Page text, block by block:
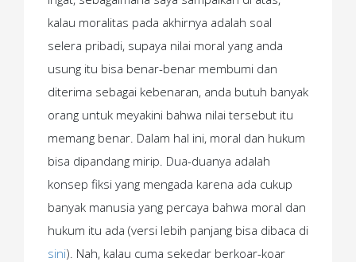
kalau moralitas pada akhirnya adalah soal
selera pribadi, supaya nilai moral yang anda
usung itu bisa benar-benar membumi dan
diterima sebagai kebenaran, anda butuh banyak
orang untuk meyakini bahwa nilai tersebut itu
memang benar. Dalam hal ini, moral dan hukum
bisa dipandang mirip. Dua-duanya adalah
konsep fiksi yang mengada karena ada cukup
banyak manusia yang percaya bahwa moral dan
hukum itu ada (versi lebih panjang bisa dibaca di
sini). Nah, kalau cuma sekedar berkoar-koar